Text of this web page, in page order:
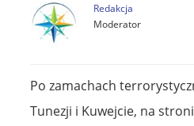
Redakcja
Moderator
Po zamachach
Tunezji i Kuwejcie, na